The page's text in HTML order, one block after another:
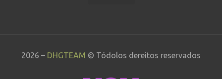
2026 – DHGTEAM © Tódolos dereitos reservados